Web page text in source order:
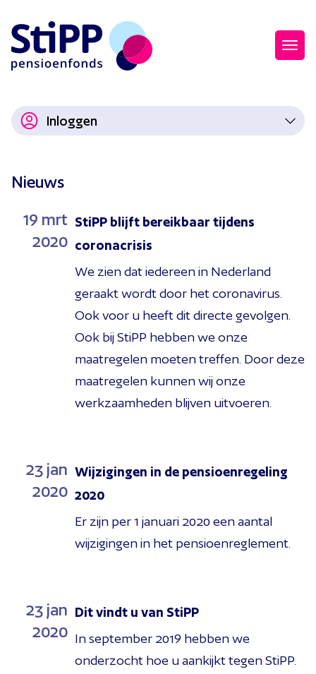
Inloggen
Nieuws
19 mrt
2020
StiPP blijft bereikbaar tijdens
coronacrisis
We zien dat iedereen in Nederland
geraakt wordt door het coronavirus.
Ook voor u heeft dit directe gevolgen.
Ook bij StiPP hebben we onze
maatregelen moeten treffen. Door deze
maatregelen kunnen wij onze
werkzaamheden blijven uitvoeren.
23 jan
2020
Wijzigingen in de pensioenregeling
2020
Er zijn per 1 januari 2020 een aantal
wijzigingen in het pensioenreglement.
23 jan
2020
Dit vindt u van StiPP
In september 2019 hebben we
onderzocht hoe u aankijkt tegen StiPP.